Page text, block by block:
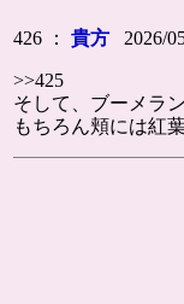
426 ：貴方 2026/
>>425
そして、ブーメラ
もちろん頬には紅